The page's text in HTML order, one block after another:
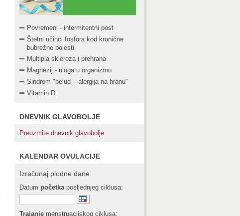
Povremeni - intermitentni post
Štetni učinci fosfora kod kronične
bubrežne bolesti
Multipla skleroza i prehrana
Magnezij - uloga u organizmu
Sindrom "pelud – alergija na hranu"
Vitamin D
DNEVNIK GLAVOBOLJE
Preuzmite dnevnik glavobolje
KALENDAR OVULACIJE
Izračunaj plodne dane
Datum početkaposljednjeg ciklusa:
Trajanje menstruacijskog ciklusa: